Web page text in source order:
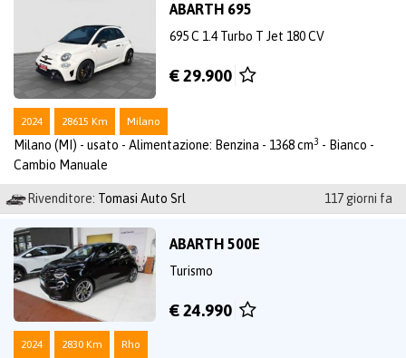
ABARTH 695
695 C 1.4 Turbo T Jet 180 CV
€ 29.900
2024 28615 Km Milano
Milano (MI) - usato - Alimentazione: Benzina - 1368 cm3 - Bianco -
Cambio Manuale
Rivenditore: Tomasi Auto Srl 117 giorni fa
ABARTH 500E
Turismo
€ 24.990
2024 2830 Km Rho